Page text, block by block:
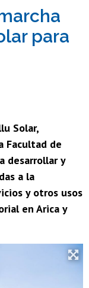
para
Solar,
Facultad de
desarrollar y
a la
y otros usos
en Arica y